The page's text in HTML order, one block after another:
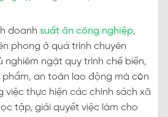
doanh suất ăn công nghiệp,
phong ở quá trình chuyên
nghiêm ngặt quy trình chế biến,
phẩm, an toàn lao động mà còn
việc thực hiện các chính sách xã
tập, giải quyết việc làm cho